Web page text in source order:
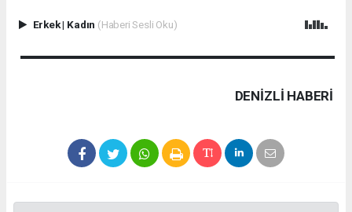
Erkek| Kadın (Haberi Sesli Oku)
DENIZLI HABERİ